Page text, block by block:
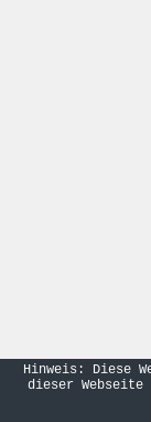
Hinweis: Diese
dieser Webseite